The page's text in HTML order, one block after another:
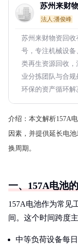
苏州来财
法人:潘俊峰
苏州来财物资回收
号，专注机械设
类再生资源回收
业分拣团队与合
环保的资产循环解
介绍： 本文解析157A
因素，并提供延长电
换周期。
一、157A电池
157A电池作为常见
间。这个时间跨度
中等负荷设备每